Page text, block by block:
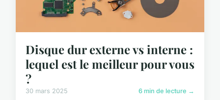
Disque dur externe vs interne :
lequel est le meilleur pour vous
?
30 mars 2025 6 min de lecture →